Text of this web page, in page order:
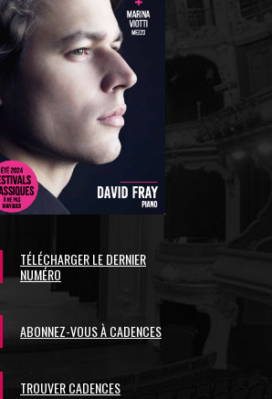
TÉLÉCHARGER LE DERNIER
NUMÉRO
ABONNEZ-VOUS À CADENCES
TROUVER CADENCES